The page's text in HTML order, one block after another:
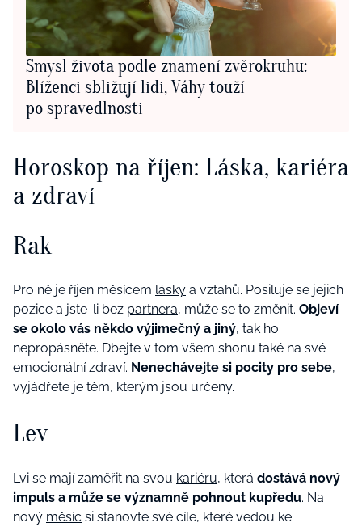
Smysl života podle znamení zvěrokruhu:
Blíženci sbližují lidi, Váhy touží
po spravedlnosti
Horoskop na říjen: Láska, kariéra
a zdraví
Rak
Pro ně je říjen měsícem lásky a vztahů. Posiluje se jejich
pozice a jste-li bez partnera, může se to změnit. Objeví
se okolo vás někdo výjimečný a jiný, tak ho
nepropásněte. Dbejte v tom všem shonu také na své
emocionálnízdraví. Nenechávejte si pocity pro sebe,
vyjádřete je těm, kterým jsou určeny.
Lev
Lvi se mají zaměřit na svou kariéru, která dostává nový
impuls a může se významně pohnout kupředu. Na
nový měsíc si stanovte své cíle, které vedou ke